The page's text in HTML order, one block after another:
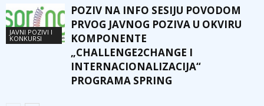
JAVNI POZIVI I
KONKURSI
POZIV NA INFO SESIJU POVODOM
PRVOG JAVNOG POZIVA U OKVIRU
KOMPONENTE
„CHALLENGE2CHANGE I
INTERNACIONALIZACIJA“
PROGRAMA SPRING